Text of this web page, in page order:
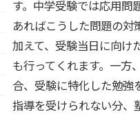
す。中学受験では応用問
あればこうした問題の対
加えて、受験当日に向け
も行ってくれます。一方
合、受験に特化した勉強
指導を受けられない分、